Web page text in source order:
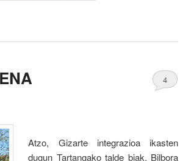
4
Atzo, Gizarte integrazioa ikasten
dugun Tartangako talde biak, Bilbora